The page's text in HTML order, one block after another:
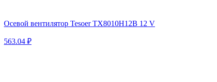
Осевой вентилятор Tesoer TX8010H12B 12 V
563.04 ₽